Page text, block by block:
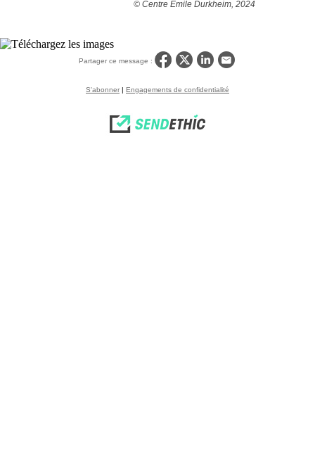
© Centre Émile Durkheim, 2024
Partager ce message :
S'abonner | Engagements de confidentialité